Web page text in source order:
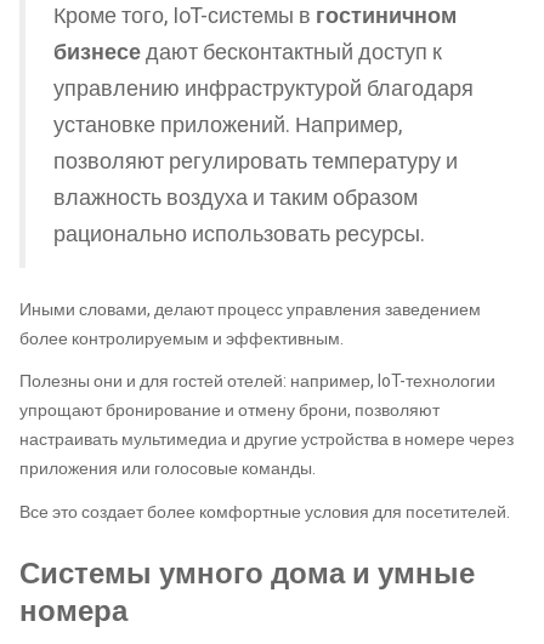
Кроме того, IoT-системы в гостиничном
бизнеседают бесконтактный доступ к
управлению инфраструктурой благодаря
установке приложений. Например,
позволяют регулировать температуру и
влажность воздуха и таким образом
рационально использовать ресурсы.
Иными словами, делают процесс управления заведением
более контролируемым и эффективным.
Полезны они и для гостей отелей: например, IoT-технологии
упрощают бронирование и отмену брони, позволяют
настраивать мультимедиа и другие устройства в номере через
приложения или голосовые команды.
Все это создает более комфортные условия для посетителей.
Системы умного дома и умные
номера